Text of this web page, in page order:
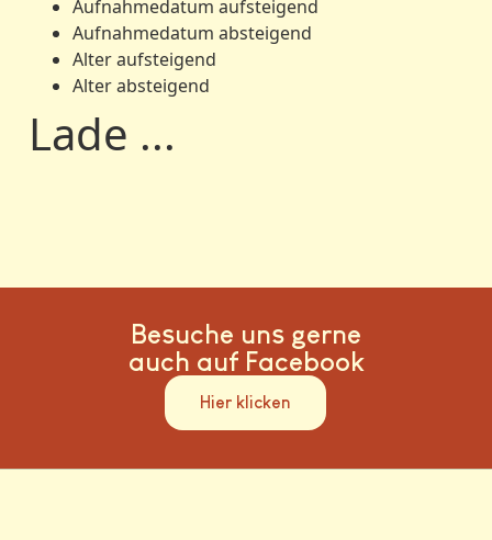
Aufnahmedatum aufsteigend
Aufnahmedatum absteigend
Alter aufsteigend
Alter absteigend
Lade ...
Besuche uns gerne
auch auf Facebook
Hier klicken